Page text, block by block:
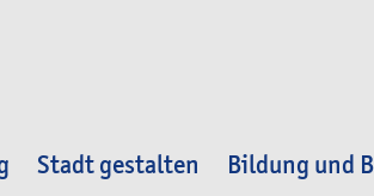
Stadt gestalten Bildung und